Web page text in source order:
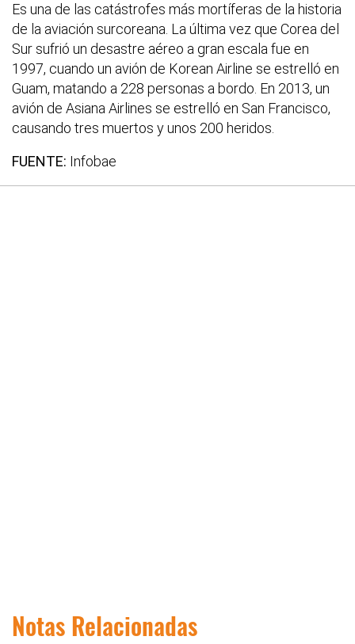
Es una de las catástrofes más mortíferas de la historia
de la aviación surcoreana. La última vez que Corea del
Sur sufrió un desastre aéreo a gran escala fue en
1997, cuando un avión de Korean Airline se estrelló en
Guam, matando a 228 personas a bordo. En 2013, un
avión de Asiana Airlines se estrelló en San Francisco,
causando tres muertos y unos 200 heridos.
FUENTE: Infobae
Notas Relacionadas